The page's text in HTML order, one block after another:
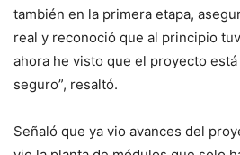
también en la primera etapa,
real y reconoció que al principio
ahora he visto que el proyecto
seguro”, resaltó.
Señaló que ya vio avances del